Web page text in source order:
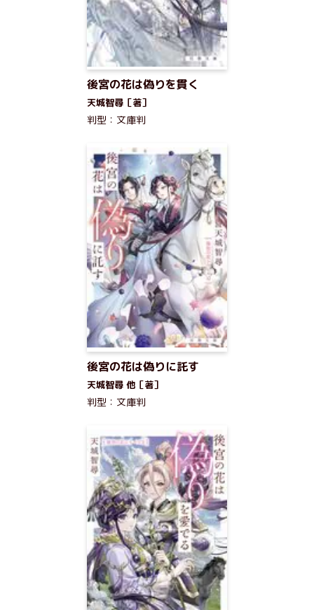
後宮の花は偽りを貫く
天城智尋［著］
判型：文庫判
後宮の花は偽りに託す
天城智尋 他［著］
判型：文庫判